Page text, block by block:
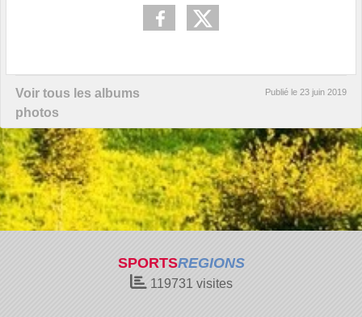
Voir tous les albums
photos
Publié le 23 juin 2019
SPORTSREGIONS
119731 visites